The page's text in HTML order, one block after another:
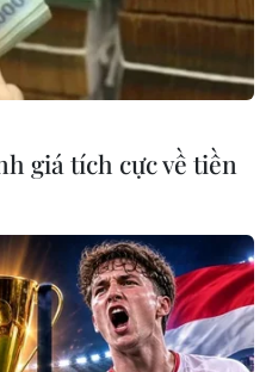
hội
hội Văn
kỳ vĩ
giá tích cực về tiền